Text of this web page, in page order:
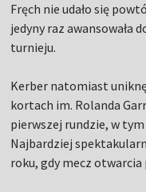
Fręch nie udało się
jedyny raz awansowała
turnieju.
Kerber natomiast
kortach im. Rolanda
pierwszej rundzie, w
Najbardziej
roku, gdy mecz